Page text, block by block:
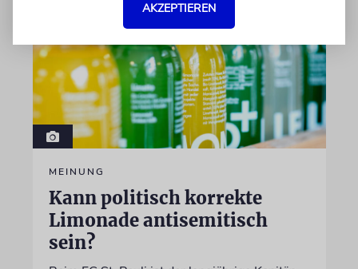
MEINUNG
Kann politisch korrekte
Limonade antisemitisch
sein?
AKZEPTIEREN